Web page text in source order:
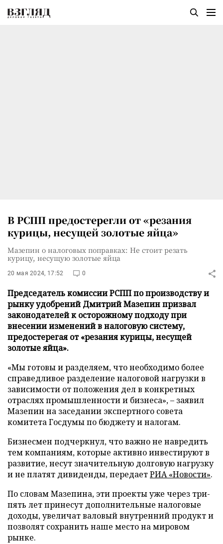
В РСПП предостерегли от «резания
курицы, несущей золотые яйца»
Мазепин о налоговых поправках: Не стоит резать
курицу, несущую золотые яйца
20 мая 2024, 17:52 0
Председатель комиссии РСПП по производству и
рынку удобрений Дмитрий Мазепин призвал
законодателей к осторожному подходу при
внесении изменений в налоговую систему,
предостерегая от «резания курицы, несущей
золотые яйца».
«Мы готовы и разделяем, что необходимо более
справедливое разделение налоговой нагрузки в
зависимости от положения дел в конкретных
отраслях промышленности и бизнеса», – заявил
Мазепин на заседании экспертного совета
комитета Госдумы по бюджету и налогам.
Бизнесмен подчеркнул, что важно не навредить
тем компаниям, которые активно инвестируют в
развитие, несут значительную долговую нагрузку
и не платят дивиденды, передаетРИА «Новости».
По словам Мазепина, эти проекты уже через три-
пять лет принесут дополнительные налоговые
доходы, увеличат валовый внутренний продукт и
позволят сохранить наше место на мировом
рынке.